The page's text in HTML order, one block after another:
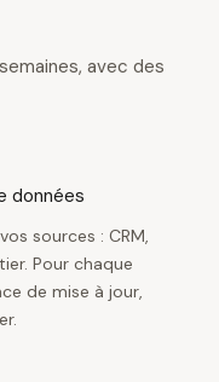
avec des
données
sources : CRM,
Pour chaque
de mise à jour,